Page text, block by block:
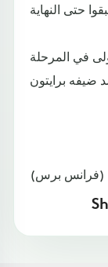
في المرحلة
(فرانس برس)